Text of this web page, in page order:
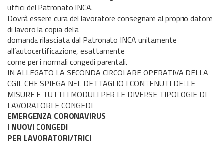
uffici del Patronato INCA.
Dovrà essere cura del lavoratore consegnare al proprio datore
di lavoro la copia della
domanda rilasciata dal Patronato INCA unitamente
all’autocertificazione, esattamente
come per i normali congedi parentali.
IN ALLEGATO LA SECONDA CIRCOLARE OPERATIVA DELLA
CGIL CHE SPIEGA NEL DETTAGLIO I CONTENUTI DELLE
MISURE E TUTTI I MODULI PER LE DIVERSE TIPOLOGIE DI
LAVORATORI E CONGEDI
EMERGENZA CORONAVIRUS
I NUOVI CONGEDI
PER LAVORATORI/TRICI